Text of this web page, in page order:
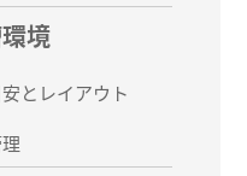
境
とレイアウト